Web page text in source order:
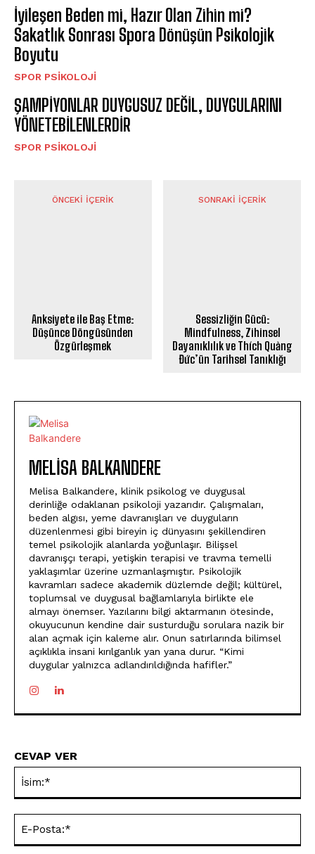
İyileşen Beden mi, Hazır Olan Zihin mi?
Sakatlık Sonrası Spora Dönüşün Psikolojik
Boyutu
SPOR PSIKOLOJI
ŞAMPİYONLAR DUYGUSUZ DEĞİL, DUYGULARINI
YÖNETEBİLENLERDİR
SPOR PSIKOLOJI
ÖNCEKI İÇERIK
Anksiyete ile Baş Etme:
Düşünce Döngüsünden
Özgürleşmek
SONRAKI İÇERIK
Sessizliğin Gücü:
Mindfulness, Zihinsel
Dayanıklılık ve Thích Quảng
Đức’ün Tarihsel Tanıklığı
MELISA BALKANDERE
Melisa Balkandere, klinik psikolog ve duygusal
derinliğe odaklanan psikoloji yazarıdır. Çalışmaları,
beden algısı, yeme davranışları ve duyguların
düzenlenmesi gibi bireyin iç dünyasını şekillendiren
temel psikolojik alanlarda yoğunlaşır. Bilişsel
davranışçı terapi, yetişkin terapisi ve travma temelli
yaklaşımlar üzerine uzmanlaşmıştır. Psikolojik
kavramları sadece akademik düzlemde değil; kültürel,
toplumsal ve duygusal bağlamlarıyla birlikte ele
almayı önemser. Yazılarını bilgi aktarmanın ötesinde,
okuyucunun kendine dair susturduğu sorulara nazik bir
alan açmak için kaleme alır. Onun satırlarında bilimsel
açıklıkla insani kırılganlık yan yana durur. “Kimi
duygular yalnızca adlandırıldığında hafifler.”
CEVAP VER